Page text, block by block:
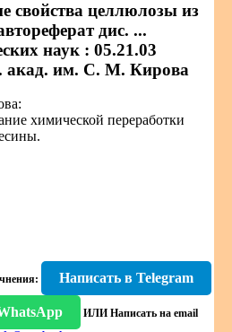
свойства целлюлозы из
дис. ...
наук : 05.21.03
акад. им. С. М. Кирова
химической переработки
Написать в Telegram
ИЛИ Написать на email